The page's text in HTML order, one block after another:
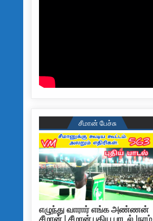
சீமான் பேச்சு
எழுந்து வாரார் எங்க அண்ணன்
சீமான் | சீமான் புதிய பாடல் |நாம்